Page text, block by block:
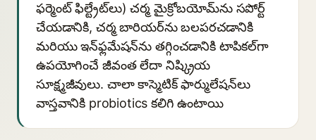
ఫర్మెంట్ ఫిల్ట్రేట్‌లు) చర్మ మైక్రోబయోమ్‌ను సపోర్ట్
చేయడానికి, చర్మ బారియర్‌ను బలపరచడానికి
మరియు ఇన్‌ఫ్లమేషన్‌ను తగ్గించడానికి టాపికల్‌గా
ఉపయోగించే జీవంత లేదా నిష్క్రియ
సూక్ష్మజీవులు. చాలా కాస్మెటిక్ ఫార్ములేషన్‌లు
వాస్తవానికి probiotics కలిగి ఉంటాయి